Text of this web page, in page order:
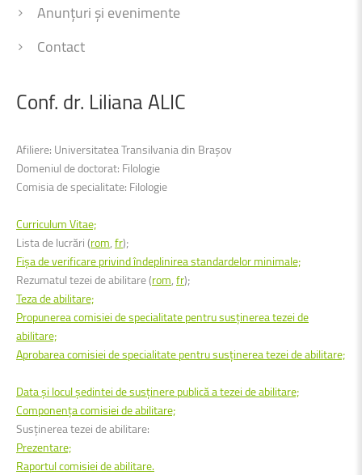
Anunțuri și evenimente
Contact
Conf. dr. LilianaALIC
Afiliere: Universitatea Transilvania din Brașov
Domeniul de doctorat: Filologie
Comisia de specialitate: Filologie
Curriculum Vitae;
Lista de lucrări (rom,fr);
Fişa de verificare privind îndeplinirea standardelor minimale;
Rezumatul tezei de abilitare (rom,fr);
Teza de abilitare;
Propunerea comisiei de specialitate pentru susținerea tezei de
abilitare;
Aprobarea comisiei de specialitate pentru susținerea tezei de abilitare;
Data şi locul şedintei de susţinere publică a tezei de abilitare;
Componenţa comisiei de abilitare;
Susţinerea tezei de abilitare:
Prezentare;
Raportul comisiei de abilitare.